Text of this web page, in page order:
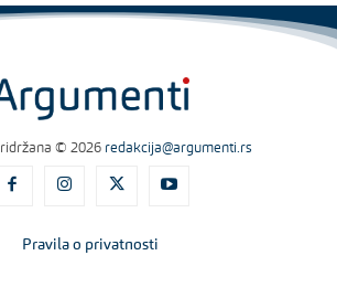
© 2026 redakcija@argumenti.rs
Pravila o privatnosti